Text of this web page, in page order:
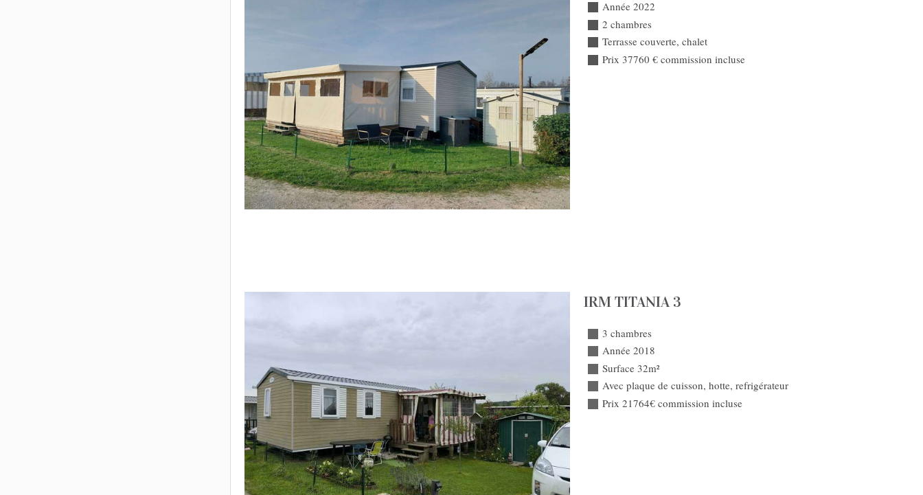
Année 2022
2 chambres
Terrasse couverte, chalet
Prix 37760 € commission incluse
IRM TITANIA 3
3 chambres
Année 2018
Surface 32m²
Avec plaque de cuisson, hotte, refrigérateur
Prix 21764€ commission incluse